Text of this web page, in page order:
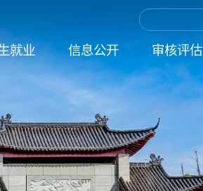
就业 信息公开 审核评估